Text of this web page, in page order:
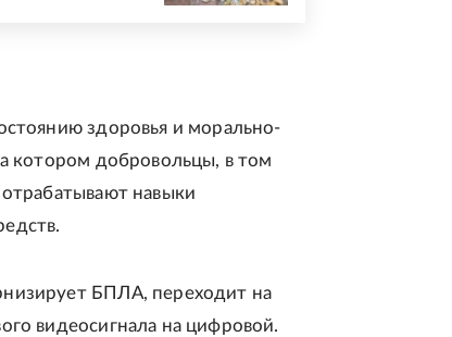
здоровья и морально-
котором добровольцы, в том
навыки
БПЛА, переходит на
видеосигнала на цифровой.